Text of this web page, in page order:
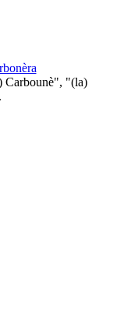
Carbounè", "(la)